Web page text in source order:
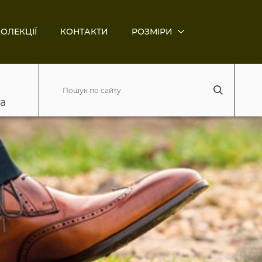
КОНТАКТИ РОЗМІРИ